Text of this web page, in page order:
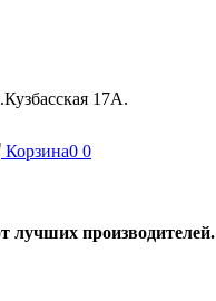
17А.
Корзина0 0
лучших производителей.